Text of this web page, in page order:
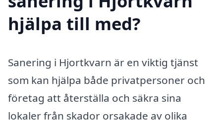
hjälpa till med?
Sanering i Hjortkvarn är en viktig tjänst
som kan hjälpa både privatpersoner och
företag att återställa och säkra sina
lokaler från skador orsakade av olika